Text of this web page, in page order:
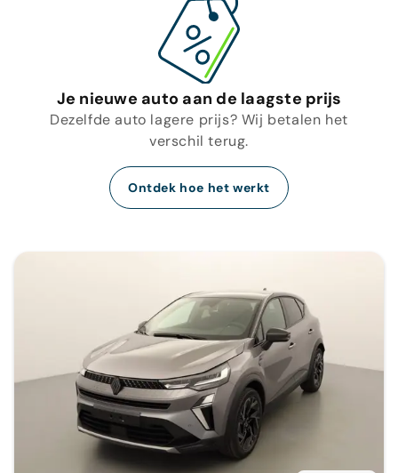
Je nieuwe auto aan de laagste prijs
Dezelfde auto lagere prijs? Wij betalen het
verschil terug.
Ontdek hoe het werkt